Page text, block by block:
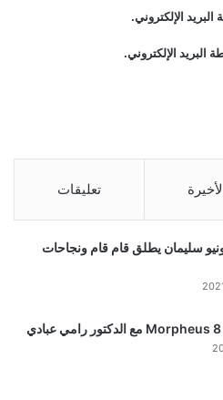
عاجل
الإلكتروني.
البريد الإلكتروني.
تعليقات
سليمان يطلق قام قام ونجاحات